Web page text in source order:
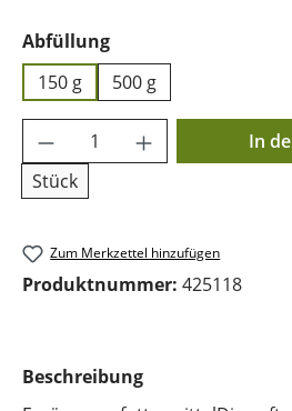
Abfüllungauswählen
150 g
500 g
Produkt Anzahl: Gib
Stück
In
Zum Merkzettel hinzufügen
Produktnummer: 425118
Beschreibung